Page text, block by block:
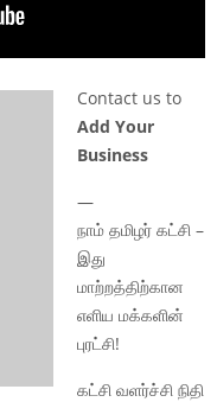
Contact us to
Add Your
Business
—
நாம் தமிழர் கட்சி –
இது
மாற்றத்திற்கான
எளிய மக்களின்
புரட்சி!
கட்சி வளர்ச்சி நிதி